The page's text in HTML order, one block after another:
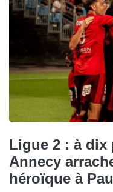
Ligue 2 : à dix
Annecy
héroïque à Pau